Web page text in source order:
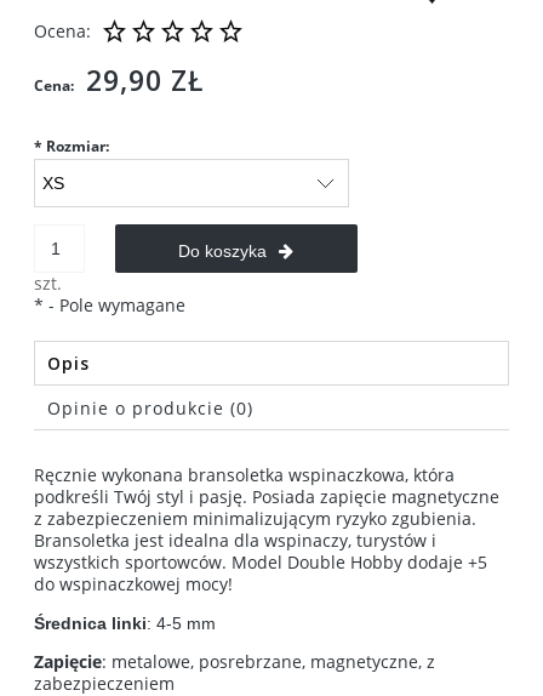
Ocena:
Cena: 29,90 ZŁ
* Rozmiar:
szt.
Do koszyka
* - Pole wymagane
Opis
Opinie o produkcie (0)
Ręcznie wykonana bransoletka wspinaczkowa, która
podkreśli Twój styl i pasję. Posiada zapięcie magnetyczne
z zabezpieczeniem minimalizującym ryzyko zgubienia.
Bransoletka jest idealna dla wspinaczy, turystów i
wszystkich sportowców. Model Double Hobby dodaje +5
do wspinaczkowej mocy!
Średnica linki: 4-5 mm
Zapięcie: metalowe, posrebrzane, magnetyczne, z
zabezpieczeniem